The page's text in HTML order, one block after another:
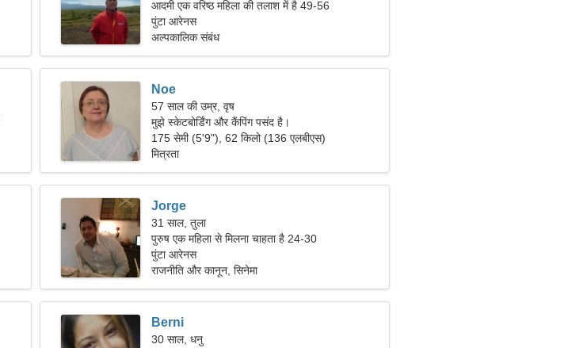
आदमी एक वरिष्ठ महिला की तलाश में है 49-56
पुंटा आरेनस
अल्पकालिक संबंध
Noe
57 साल की उम्र, वृष
मुझे स्केटबोर्डिंग और कैंपिंग पसंद है।
175 सेमी (5'9"), 62 किलो (136 एलबीएस)
मित्रता
Jorge
31 साल, तुला
पुरुष एक महिला से मिलना चाहता है 24-30
पुंटा आरेनस
राजनीति और कानून, सिनेमा
Berni
30 साल, धनु